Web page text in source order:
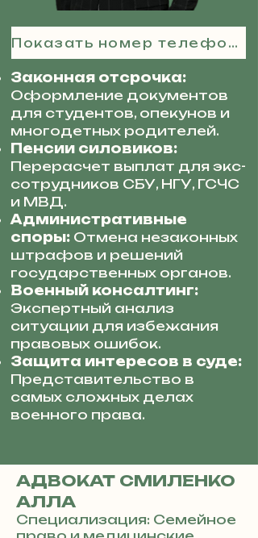
Показать номер телефона
Законная отсрочка:
Оформление документов
для студентов, опекунов и
многодетных родителей.
Пенсии силовиков:
Перерасчет выплат для экс-
сотрудников СБУ, НГУ, ГСЧС
и МВД.
Административные
споры: Отмена незаконных
штрафов и решений
государственных органов.
Военный консалтинг:
Экспертный анализ
ситуации для избежания
правовых ошибок.
Защита интересов в суде:
Представительство в
самых сложных делах
военного права.
АДВОКАТ СМИЛЕНКО
АЛЛА
Специализация: Семейное